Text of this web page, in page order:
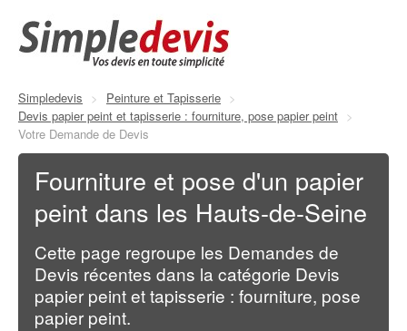
Simpledevis > Peinture et Tapisserie >
Devis papier peint et tapisserie : fourniture, pose papier peint >
Votre Demande de Devis
Fourniture et pose d'un papier
peint dans les Hauts-de-Seine
Cette page regroupe les Demandes de
Devis récentes dans la catégorie Devis
papier peint et tapisserie : fourniture, pose
papier peint.